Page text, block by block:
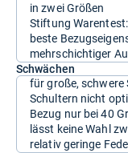
in zwei Größen
Stiftung
beste
mehrschichtiger
Schwächen
für große, schwere
Schultern nicht
Bezug nur bei 40
lässt keine Wahl
relativ geringe